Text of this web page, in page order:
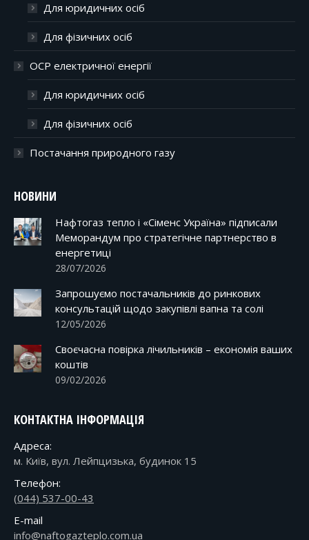
Для юридичних осіб
Для фізичних осіб
ОСР електричної енергії
Для юридичних осіб
Для фізичних осіб
Постачання природного газу
НОВИНИ
Нафтогаз тепло і «Сіменс Україна» підписали
Меморандум про стратегічне партнерство в
енергетиці
28/07/2026
Запрошуємо постачальників до ринкових
консультацій щодо закупівлі вапна та солі
12/05/2026
Своєчасна повірка лічильників – економія ваших
коштів
09/02/2026
КОНТАКТНА ІНФОРМАЦІЯ
Адреса:
м. Київ, вул. Лейпцизька, будинок 15
Телефон:
(044) 537-00-43
E-mail
info@naftogazteplo.com.ua